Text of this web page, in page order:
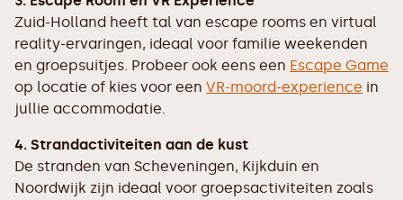
Zuid-Holland heeft tal van escape rooms en virtual
reality-ervaringen, ideaal voor familie weekenden
en groepsuitjes. Probeer ook eens een Escape Game
op locatie of kies voor een VR-moord-experience in
jullie accommodatie.
4. Strandactiviteiten aan de kust
De stranden van Scheveningen, Kijkduin en
Noordwijk zijn ideaal voor groepsactiviteiten zoals